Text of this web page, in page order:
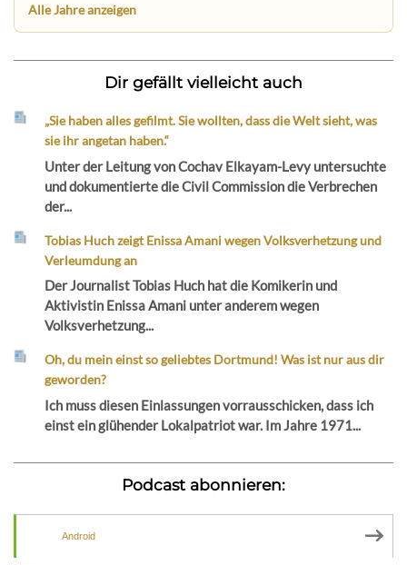
Alle Jahre anzeigen
Dir gefällt vielleicht auch
„Sie haben alles gefilmt. Sie wollten, dass die Welt sieht, was
sie ihr angetan haben.“
Unter der Leitung von Cochav Elkayam-Levy untersuchte
und dokumentierte die Civil Commission die Verbrechen
der...
Tobias Huch zeigt Enissa Amani wegen Volksverhetzung und
Verleumdung an
Der Journalist Tobias Huch hat die Komikerin und
Aktivistin Enissa Amani unter anderem wegen
Volksverhetzung...
Oh, du mein einst so geliebtes Dortmund! Was ist nur aus dir
geworden?
Ich muss diesen Einlassungen vorrausschicken, dass ich
einst ein glühender Lokalpatriot war. Im Jahre 1971...
Podcast abonnieren:
Android